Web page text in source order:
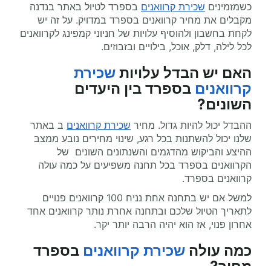
כשמזמינים שכירת קרוואנים בספרד לטיול באתר בנדנה
מקבלים את מחיר קרוואנים בספרד במדויק. על זה יש
לקחת בחשבון ולהוסיף עלויות של חניוני קמפינג לקרוואנים
לכל לילה, דלק, אוכל, בילויים ובזבוזים.
האם יש הבדל עלויות שכירת
קרוואנים בספרד בין היעדים
השונים?
ההבדל יכול להיות גדול. מחיר שכירת קרוואנים ב באתר
שלנו יכול להשתנות בכל רגע, שינוי מחירים נובע ממצב
ההיצע והביקוש מהדגמים והשנתונים השונים של
הקרוואנים בספרד בכל תחנה משפיעים על כמה עולה
קרוואנים בספרד.
למשל אם יש בתחנה אחת נניח 100 קרוואנים פנויים
לתאריך הטיול שלכם ובתחנה אחרת נותר קרוואנים אחד
אחרון פנוי, אז הוא יהיה הרבה יותר יקר.
כמה עולה שכירת קרוואנים בספרד